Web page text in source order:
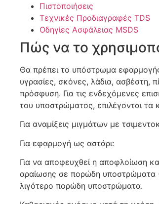
Πιστοποιήσεις
Τεχνικές Προδιαγραφές TDS
Οδηγίες Ασφάλειας MSDS
Πώς να το
Θα πρέπει το υπόστρωμα
υγρασίες, σκόνες, λάδια, ασβέστη,
πρόσφυση. Για τις ενδεχόμενες
του υποστρώματος, επιλέγονται τα
Για αναμίξεις μιγμάτων με
Για εφαρμογή ως αστάρι:
Για να αποφευχθεί η αποφλοίωση
αραίωσης σε πορώδη υποστρώματα
λιγότερο πορώδη υποστρώματα.